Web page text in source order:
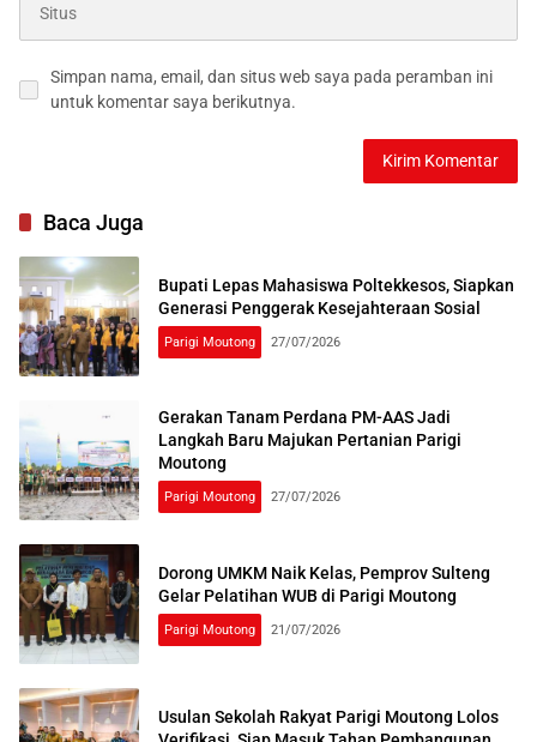
Simpan nama, email, dan situs web saya pada peramban ini
untuk komentar saya berikutnya.
Baca Juga
Bupati Lepas Mahasiswa Poltekkesos, Siapkan
Generasi Penggerak Kesejahteraan Sosial
Parigi Moutong 27/07/2026
Gerakan Tanam Perdana PM-AAS Jadi
Langkah Baru Majukan Pertanian Parigi
Moutong
Parigi Moutong 27/07/2026
Dorong UMKM Naik Kelas, Pemprov Sulteng
Gelar Pelatihan WUB di Parigi Moutong
Parigi Moutong 21/07/2026
Usulan Sekolah Rakyat Parigi Moutong Lolos